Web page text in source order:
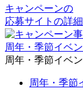
キャンペーンの
応募サイトの詳
周年・季節イベ
周年・季節イベ
周年・季節